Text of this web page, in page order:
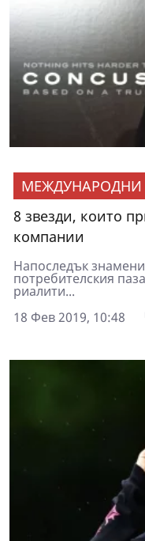
МЕЖДУНАРОДНИ
8 звезди, които
компании
Напоследък
потребителския
риалити...
18 Фев 2019, 10:48